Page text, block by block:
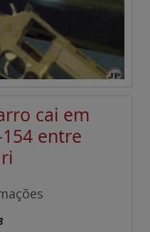
cai em
entre